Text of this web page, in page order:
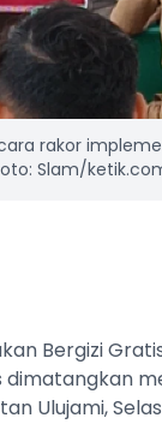
rakor
Slam/
Bergizi
Ulujami,